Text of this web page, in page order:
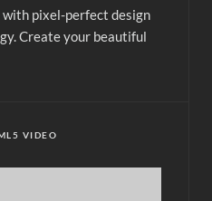
pixel-perfect design
Create your beautiful
VIDEO